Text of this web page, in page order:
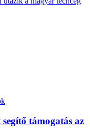
támogatás az